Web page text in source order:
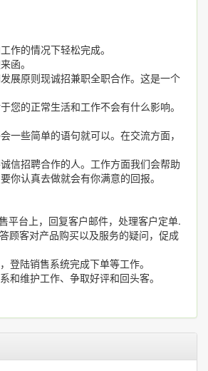
作的情况下轻松完成。
函。
展原则现诚招兼职全职合作。这是一个
您的正常生活和工作不会有什么影响。
一些简单的语句就可以。在交流方面，
信招聘合作的人。工作方面我们会帮助
你认真去做就会有你满意的回报。
平台上，回复客户邮件，处理客户定单.
顾客对产品购买以及服务的疑问，促成
登陆销售系统完成下单等工作。
和维护工作、争取好评和回头客。